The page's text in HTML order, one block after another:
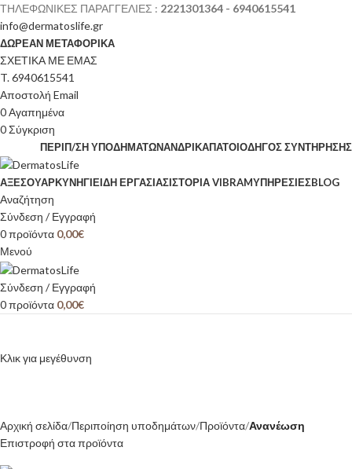
ΤΗΛΕΦΩΝΙΚΕΣ ΠΑΡΑΓΓΕΛΙΕΣ : 2221301364 - 6940615541
info@dermatoslife.gr
ΔΩΡΕΑΝ ΜΕΤΑΦΟΡΙΚΑ
ΣΧΕΤΙΚΑ ΜΕ ΕΜΑΣ
T. 6940615541
Αποστολή Email
0Αγαπημένα
0Σύγκριση
ΠΕΡΙΠ/ΣΗ ΥΠΟΔΗΜΆΤΩΝΑΝΔΡΙΚΆΠΆΤΟΙΟΔΗΓΌΣ ΣΥΝΤΉΡΗΣΗΣ
ΑΞΕΣΟΥΆΡΚΥΝΉΓΙΕΊΔΗ ΕΡΓΑΣΊΑΣΙΣΤΟΡΊΑ VIBRAMΥΠΗΡΕΣΙΕΣBLOG
Αναζήτηση
Σύνδεση / Εγγραφή
0προϊόντα 0,00€
Μενού
Σύνδεση / Εγγραφή
0προϊόντα 0,00€
Κλικ για μεγέθυνση
Αρχική σελίδα Περιποίηση υποδημάτων Προϊόντα Ανανέωση
Επιστροφή στα προϊόντα